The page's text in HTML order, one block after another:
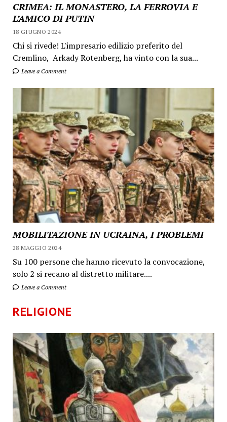
CRIMEA: IL MONASTERO, LA FERROVIA E
L’AMICO DI PUTIN
18 GIUGNO 2024
Chi si rivede! L'impresario edilizio preferito del
Cremlino, Arkady Rotenberg, ha vinto con la sua...
Leave a Comment
MOBILITAZIONE IN UCRAINA, I PROBLEMI
28 MAGGIO 2024
Su 100 persone che hanno ricevuto la convocazione,
solo 2 si recano al distretto militare....
Leave a Comment
RELIGIONE